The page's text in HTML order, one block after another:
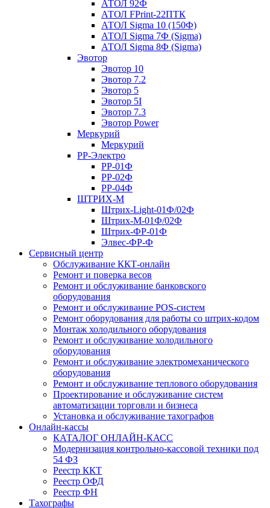
АТОЛ 92Ф
АТОЛ FPrint-22ПТК
АТОЛ Sigma 10 (150Ф)
АТОЛ Sigma 7Ф (Sigma)
АТОЛ Sigma 8Ф (Sigma)
Эвотор
Эвотор 10
Эвотор 7.2
Эвотор 5
Эвотор 5I
Эвотор 7.3
Эвотор Power
Меркурий
Меркурий
РР-Электро
РР-01Ф
РР-02Ф
РР-04Ф
ШТРИХ-М
Штрих-Light-01Ф/02Ф
Штрих-М-01Ф/02Ф
Штрих-ФР-01Ф
Элвес-ФР-Ф
Сервисный центр
Обслуживание ККТ-онлайн
Ремонт и поверка весов
Ремонт и обслуживание банковского
оборудования
Ремонт и обслуживание POS-систем
Ремонт оборудования для работы со штрих-кодом
Монтаж холодильного оборудования
Ремонт и обслуживание холодильного
оборудования
Ремонт и обслуживание электромеханического
оборудования
Ремонт и обслуживание теплового оборудования
Проектирование и обслуживание систем
автоматизации торговли и бизнеса
Установка и обслуживание тахографов
Онлайн-кассы
КАТАЛОГ ОНЛАЙН-КАСС
Модернизация контрольно-кассовой техники под
54 ФЗ
Реестр ККТ
Реестр ОФД
Реестр ФН
Тахографы